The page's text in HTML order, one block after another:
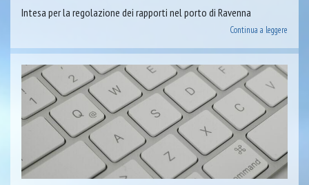
Intesa per la regolazione dei rapporti nel porto di Ravenna
Continua a leggere